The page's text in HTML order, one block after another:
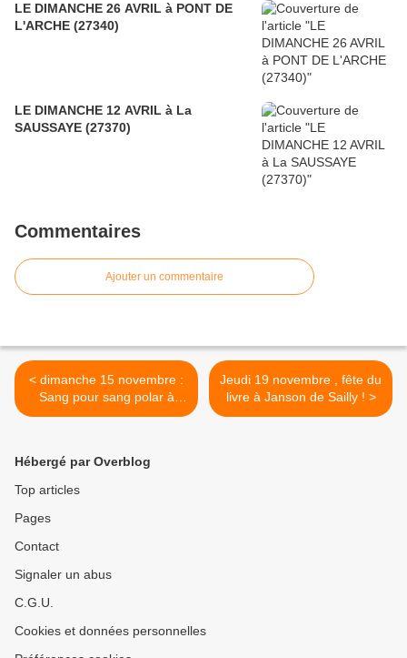
LE DIMANCHE 26 AVRIL à PONT DE
L'ARCHE (27340)
LE DIMANCHE 12 AVRIL à La
SAUSSAYE (27370)
Commentaires
Ajouter un commentaire
< dimanche 15 novembre :
Sang pour sang polar à
Franqueville Saint Pierre
Jeudi 19 novembre , fête du
livre à Janson de Sailly ! >
Hébergé par Overblog
Top articles
Pages
Contact
Signaler un abus
C.G.U.
Cookies et données personnelles